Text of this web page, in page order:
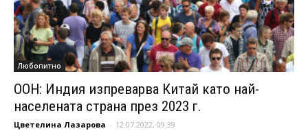
Любопитно
ООН: Индия изпреварва Китай като най-
населената страна през 2023 г.
Цветелина Лазарова - 12.07.2022, 09:39